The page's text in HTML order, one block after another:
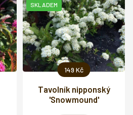
149 Kč
Tavolník nipponský
'Snowmound'
SKLADEM